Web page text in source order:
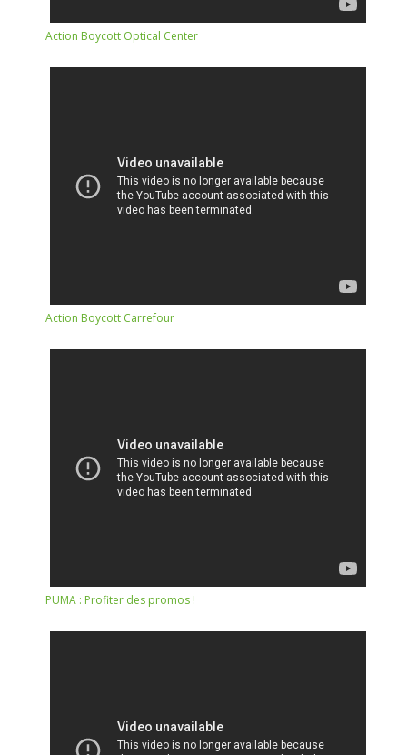
Action Boycott Optical Center
Action Boycott Carrefour
PUMA : Profiter des promos !